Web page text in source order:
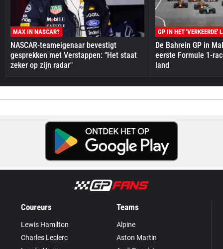
MAX IN NASCAR?
NASCAR-teameigenaar bevestigt
gesprekken met Verstappen: "Het staat
zeker op zijn radar"
GP IN HET 'VERKEERDE'
De Bahrein GP in
eerste Formule 1-
land
Coureurs
Lewis Hamilton
Charles Leclerc
Teams
Alpine
Aston Martin